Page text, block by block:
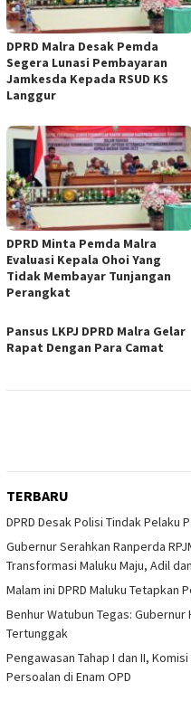
DPRD Malra Desak Pemda
Segera Lunasi Pembayaran
Jamkesda Kepada RSUD KS
Langgur
DPRD Minta Pemda Malra
Evaluasi Kepala Ohoi Yang
Tidak Membayar Tunjangan
Perangkat
Pansus LKPJ DPRD Malra Gelar
Rapat Dengan Para Camat
TERBARU
DPRD Desak Polisi Tindak Pelaku
Gubernur Serahkan Ranperda
Transformasi Maluku Maju, Adil
Malam ini DPRD Maluku Tetapkan
Benhur Watubun Tegas: Gubernur
Tertunggak
Pengawasan Tahap I dan II,
Persoalan di Enam OPD